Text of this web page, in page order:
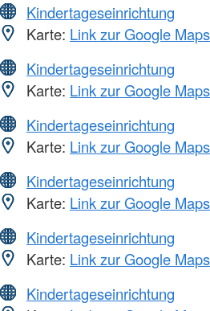
Kindertageseinrichtung
Karte: Link zur Google
Kindertageseinrichtung
Karte: Link zur Google
Kindertageseinrichtung
Karte: Link zur Google
Kindertageseinrichtung
Karte: Link zur Google
Kindertageseinrichtung
Karte: Link zur Google
Kindertageseinrichtung